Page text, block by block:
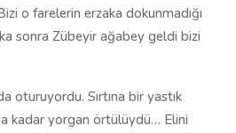
yanına gidiyor musun?" diye
yapan bir talebeniz vasıtasıyla
Kayalar'ın yanına gitmedim"
et" dedi.